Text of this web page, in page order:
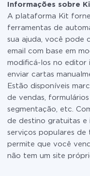
Informações sobre
A plataforma Kit
ferramentas de
sua ajuda, você pode
email com base em
modificá-los no editor
enviar cartas
Estão disponíveis
de vendas,
segmentação, etc.
de destino gratuitas e
serviços populares de
permite que você
não tem um site